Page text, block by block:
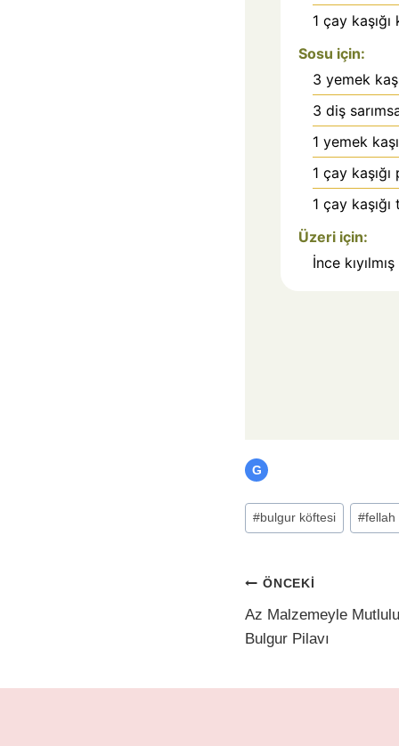
1 çay kaşığı
Sosu için:
3 yemek
3 diş
1 yemek
1 çay kaşığı
1 çay kaşığı
Üzeri için:
İnce
G
Post
Tags:
#bulgur köftesi #fellah
Yazı
gezinmesi
ÖNCEKI
Az Malzemeyle
Bulgur Pilavı